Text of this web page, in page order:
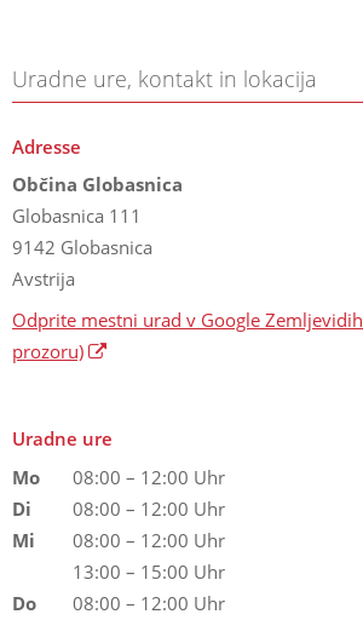
Uradne ure, kontakt in lokacija
Adresse
Občina Globasnica
Globasnica 111
9142 Globasnica
Avstrija
Odprite mestni urad v Google Zemljevidih
prozoru)
Uradne ure
Mo
08:00 – 12:00 Uhr
Di
08:00 – 12:00 Uhr
Mi
08:00 – 12:00 Uhr
13:00 – 15:00 Uhr
Do
08:00 – 12:00 Uhr